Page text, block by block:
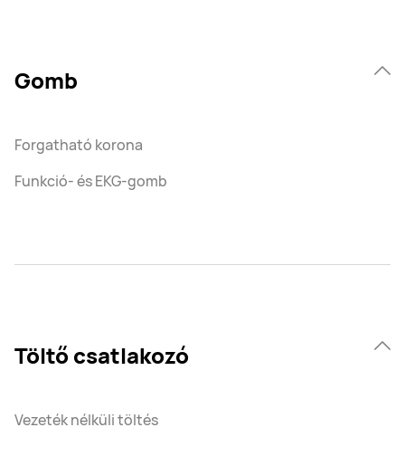
Gomb
Forgatható korona
Funkció- és EKG-gomb
Töltő csatlakozó
Vezeték nélküli töltés